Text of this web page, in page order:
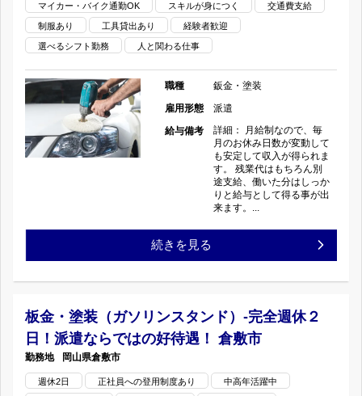
プ
リ
作
(エ
ア
ロ
装
（整
備・
若
手
人
材
大
マイカー・バイク通勤OK スキルが身につく 交通費支給
制服あり 工具貸出あり 経験者歓迎
選べるシフト勤務 人と関わる仕事
職種
鈑金・塗装
雇用形態
派遣
給与備考
詳細： 月給制なので、毎
月のお休み日数が変動して
も安定して収入が得られま
す。 残業代はもちろん別
途支給、働いた分はしっか
りと給与として得る事が出
来ます。...
板
塗
装
（ガ
続きを見る
板金・塗装（ガソリンスタンド）-完全週休２
日！派遣ならではの好待遇！ 倉敷市
岡山県倉敷市
週休2日 正社員への登用制度あり 中高年活躍中